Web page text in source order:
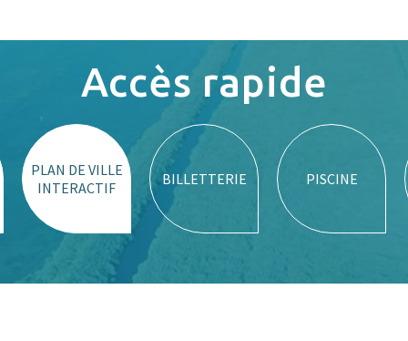
Accès rapide
PLAN DE VILLE
INTERACTIF
BILLETTERIE PISCINE